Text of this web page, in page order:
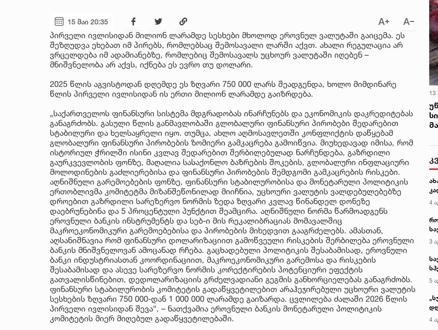
15 მაი 20:35
პირველი ივლისიდან მილიონ ლარამდე სესხები მხოლოდ ეროვნულ ვალუტაში გაიცემა. ეს
შეზღუდვა ეხებათ იმ პირებს, რომლებსაც შემოსავალი ლარში აქვთ. ახალი რეგულაცია არ
ვრცელდება იმ ადამიანებზე, რომლებიც შემოსავალს უცხოურ ვალუტაში იღებენ –
მნიშვნელობა არ აქვს, იქნება ეს ევრო თუ დოლარი.
2025 წლის აგვისტოდან დღემდე ეს ზღვარი 750 000 ლარს შეადგენდა, ხოლო მიმდინარე
წლის პირველი ივლისიდან ის ერთი მილიონ ლარამდე გაიზრდება.
„საქართველოს ფინანსური სისტემა მდგრადობას ინარჩუნებს და ეკონომიკის დაკრედიტებას
განაგრძობს. გასული წლის განმავლობაში გლობალური ფინანსური პირობები შედარებით
სტაბილური და ხელსაყრელი იყო. თუმცა, ახლო აღმოსავლეთში კონფლიქტის დაწყებამ
გლობალური ფინანსური პირობების ზომიერი გამკაცრება გამოიწვია. მიუხედავად იმისა, რომ
ისტორიულ ჭრილში ისინი კვლავ შედარებით შერბილებულად ნარჩუნდება, გაზრდილი
გაურკვევლობის ფონზე, მაღალია სასაქონლო ბაზრების შოკების, გლობალური ინფლაციური
მოლოდინების გაძლიერებისა და ფინანსური პირობების შემდგომი გამკაცრების რისკები.
აღნიშნული გარემოებების ფონზე, ფინანსური სტაბილურობისა და მონეტარული პოლიტიკის
ერთობლივმა კომიტეტმა მიზანშეწონილად მიიჩნია, უცხოური ვალუტის ვალდებულებებზე
დროებით გაზრდილი სარეზერვო ნორმის ზედა ზღვარი კვლავ წინანდელ დონეზე
დაებრუნებინა და 5 პროცენტული პუნქტით შეამცირა. აღნიშნული ნორმა წარმოადგენს
ეროვნული ბანკის ინსტრუმენტს და სებ-ი მის რეკალიბრაციას მომავალშიც
მაკროეკონომიკური გარემოებებისა და პირობების მიხედვით გააგრძელებს. ამასთან,
აღსანიშნავია რომ ფინანსური დოლარიზაციით გამოწვეული რისკების შერბილება ეროვნული
ბანკის მნიშვნელოვან ამოცანად რჩება. გაცხადებული პოლიტიკის შესაბამისად, ეროვნული
ბანკი ინდუსტრიასთან კოორდინაციით, მაკროეკონომიკური გარემოსა და რისკების
შესაბამისად და ასევე სარეზერვო ნორმის კორექტირების პოტენციური ეფექტის
გათვალისწინებით, დედოლარიზაციის გრძელვადიანი გეგმის განხორციელებას განაგრძობს.
ფინანსური სტაბილურობის კომიტეტის გადაწყვეტილებით არაჰეჯირებული უცხოური ვალუტის
სესხების ზღვარი 750 000-დან 1 000 000 ლარამდე გაიზარდა. ცვლილება ძალაში 2026 წლის
პირველი ივლისიდან შევა“, – ნათქვამია ეროვნული ბანკის მონეტარული პოლიტიკის
კომიტეტის მიერ მიღებულ გადაწყვეტილებაში.
13
4
3
5
4